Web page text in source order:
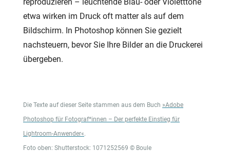
etwa wirken im Druck oft matter als auf dem
Bildschirm. In Photoshop können Sie gezielt
nachsteuern, bevor Sie Ihre Bilder an die Druckerei
übergeben.
Die Texte auf dieser Seite stammen aus dem Buch »Adobe
Photoshop für Fotograf*innen – Der perfekte Einstieg für
Lightroom-Anwender«.
Foto oben: Shutterstock: 1071252569 © Boule